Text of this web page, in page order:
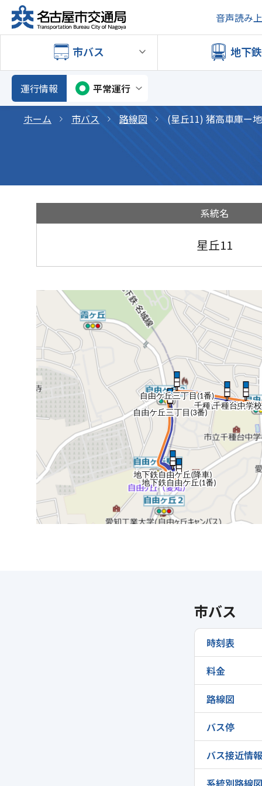
音声読み
市バス 地下鉄
運行情報 平常運行
ホーム 市バス 路線図 (星丘11) 猪高車庫ー
系統名
星丘11
市バス
時刻表
料金
路線図
バス停
バス接近情報
系統別路線図